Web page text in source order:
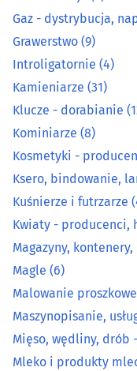
Kosmetyki -
Ksero, bindowanie,
Kwiaty - producenci,
Magazyny, kontenery,
Magle(6)
Malowanie proszkowe
Maszynopisanie,
Mięso, wędliny, drób
Gaz - dystrybucja,
Grawerstwo (9)
Introligatornie (4)
Kamieniarze (31)
Klucze - dorabianie
Kominiarze (8)
Kosmetyki -
Ksero, bindowanie,
Kuśnierze i futrzarze
Kwiaty - producenci,
Magazyny,
Magle (6)
Malowanie proszkowe
Maszynopisanie,
Mięso, wędliny, drób
Mleko i produkty